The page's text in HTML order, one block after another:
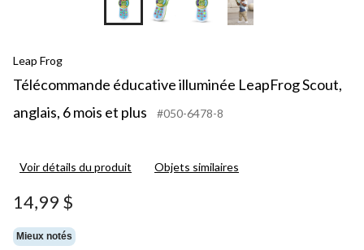
Leap Frog
Télécommande éducative illuminée LeapFrog Scout,
anglais, 6 mois et plus
#050-6478-8
Voir détails du produit Objets similaires
14,99 $
Mieux notés